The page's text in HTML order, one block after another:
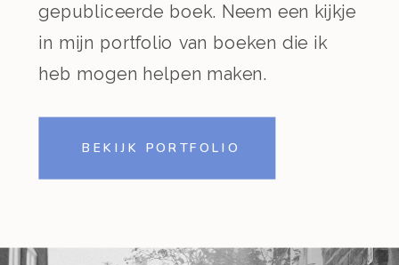
gepubliceerde boek. Neem een kijkje
in mijn portfolio van boeken die ik
heb mogen helpen maken.
BEKIJK PORTFOLIO